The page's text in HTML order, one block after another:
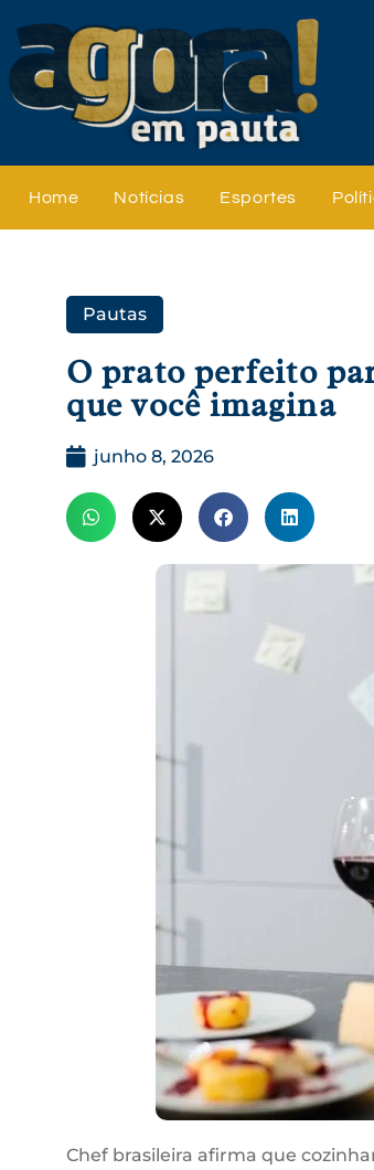
Home Notícias Esportes
Pautas
O prato perfeito
que você imagina
junho 8, 2026
Chef brasileira afirma que